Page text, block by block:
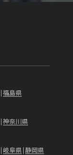
福島県
神奈川県
岐阜県 静岡県